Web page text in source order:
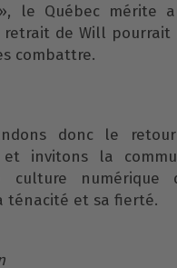
le Québec mérite
de Will pourrait
combattre.
donc le
invitons la
culture numérique
ténacité et sa fierté.